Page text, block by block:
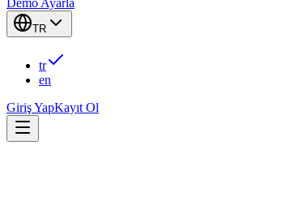
Demo Ayarla
TR
tr
en
Giriş YapKayıt Ol